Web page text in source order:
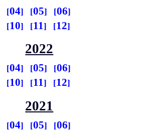
04 05
06
10 11 12
2022
04 05
06
10 11 12
2021
04 05
06